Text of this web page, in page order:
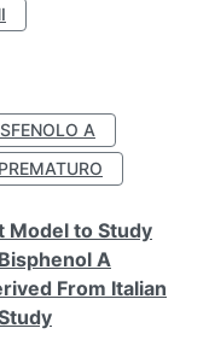
A
Model to Study
A
From Italian